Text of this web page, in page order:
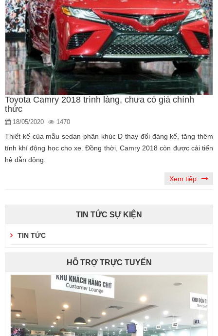
Toyota Camry 2018 trình làng, chưa có giá chính
thức
18/05/2020 1470
Thiết kế của mẫu sedan phân khúc D thay đổi đáng kể, tăng thêm
tính khí động học cho xe. Đồng thời, Camry 2018 còn được cải tiến
hệ dẫn động.
Xem tiếp
TIN TỨC SỰ KIỆN
TIN TỨC
HỖ TRỢ TRỰC TUYẾN